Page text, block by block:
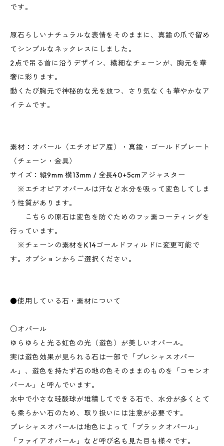
です。
原石らしいナチュラルな表情をそのままに、真鍮の爪で留め
てシンプルなネックレスにしました。
2点で吊る首に沿うデザイン、繊細なチェーンが、胸元を華
奢に彩ります。
動くたび胸元で神秘的な光を放つ、さり気なくも華やかなア
イテムです。
素材：オパール（エチオピア産）・真鍮・ゴールドプレート
（チェーン・金具）
サイズ：縦9mm 横13mm / 全長40+5cmアジャスター
※エチオピアオパールは汗など水分を吸って変色してしま
う性質があります。
こちらの原石は変色を防ぐためのフッ素コーティングを
行っています。
※チェーンの素材をK14ゴールドフィルドに変更可能で
す。オプションからご選択ください。
●使用している石・素材について
○オパール
ゆらゆらと光る虹色の光（遊色）が美しいオパール。
実は遊色効果が見られる石は一部で「プレシャスオパー
ル」、遊色を持たず石の地の色そのままのものを「コモンオ
パール」と呼んでいます。
水中で小さな珪酸球が堆積してできる石で、水分が多くとて
も柔らかい石のため、取り扱いには注意が必要です。
プレシャスオパールは地色によって「ブラックオパール」
「ファイアオパール」など呼び名も見た目も様々です。